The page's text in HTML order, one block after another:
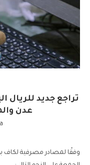
تراجع جديد للريال
عدن
وفقًا لمصادر مصرفية